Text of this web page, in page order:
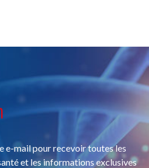
e-mail pour recevoir toutes les
et les informations exclusives